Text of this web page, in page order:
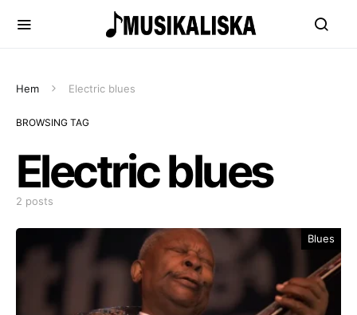
Hem Electric blues
BROWSING TAG
Electric blues
2 posts
Blues